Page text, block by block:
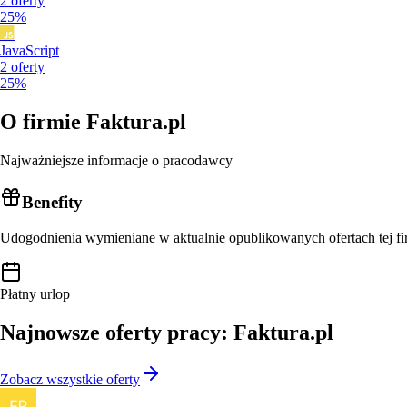
25%
JavaScript
2 oferty
25%
O firmie Faktura.pl
Najważniejsze informacje o pracodawcy
Benefity
Udogodnienia wymieniane w aktualnie opublikowanych ofertach tej
Płatny urlop
Najnowsze oferty pracy: Faktura.pl
Zobacz wszystkie oferty